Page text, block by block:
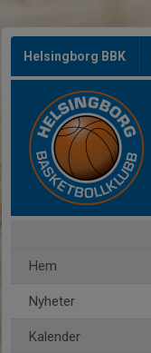
Helsingborg BBK
Hem
Nyheter
Kalender